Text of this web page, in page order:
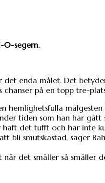
0-segern.
enda målet. Det
på en topp tre-
hemlighetsfulla
tiden som han har gått
haft det tufft och har inte
bli smutskastad, säger
det smäller så smäller